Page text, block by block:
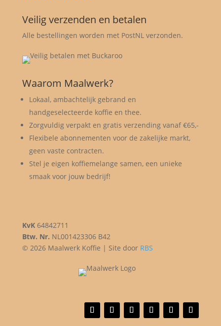
Veilig verzenden en betalen
Alle bestellingen worden met PostNL verzonden.
Waarom Maalwerk?
Lokaal, ambachtelijk gebrand en
handgeselecteerde koffie en thee.
Zorgvuldig verpakt en gratis verzending vanaf €65,-
Flexibele abonnementen voor de zakelijke markt,
geen vaste contracten.
Stel je eigen koffiemelange samen, een unieke
smaak voor jouw bedrijf!
KvK64842711
Btw. Nr. NL001423306 B42
© 2026 Maalwerk Koffie | Site door RBS